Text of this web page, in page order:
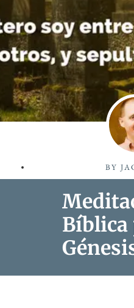
BY
Bíblica